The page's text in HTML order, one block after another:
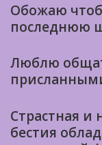
Обожаю
последнюю
Люблю
Страстная и
бестия